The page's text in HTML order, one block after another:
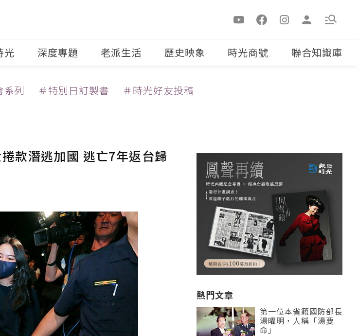
光 深度專題 老派生活 歷史映象 時光商號 聯合知識庫
系列 ＃特別日訂製書 ＃時光好友投稿
款潛逃加國 逃亡7年返台歸
熱門文章
第一位本省籍國防部長
湯曜明，人稱「湯要
命」